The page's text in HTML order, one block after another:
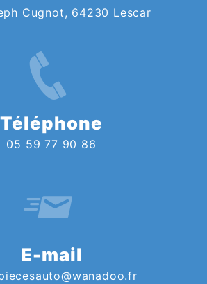
Cugnot, 64230 Lescar
Téléphone
05 59 77 90 86
E-mail